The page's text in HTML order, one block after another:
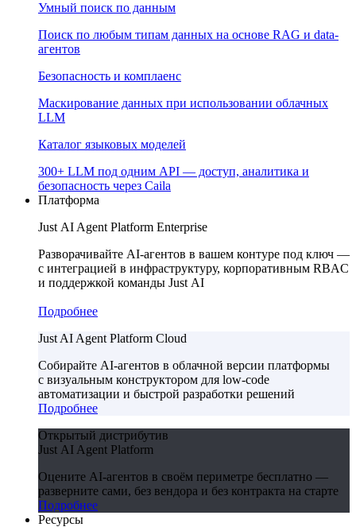
Умный поиск по данным
Поиск по любым типам данных на основе RAG и data-
агентов
Безопасность и комплаенс
Маскирование данных при использовании облачных
LLM
Каталог языковых моделей
300+ LLM под одним API — доступ, аналитика и
безопасность через Caila
Платформа
Just AI Agent Platform Enterprise
Разворачивайте AI-агентов в вашем контуре под ключ —
с интеграцией в инфраструктуру, корпоративным RBAC
и поддержкой команды Just AI
Подробнее
Just AI Agent Platform Cloud
Собирайте AI-агентов в облачной версии платформы
с визуальным конструктором для low-code
автоматизации и быстрой разработки решений
Подробнее
Открытый дистрибутив
Just AI Agent Platform
Оцените AI-агентов в своём периметре бесплатно —
разверните сами, без вендора и без контракта на старте
Подробнее
Ресурсы